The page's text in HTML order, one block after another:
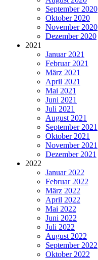
September 2020
Oktober 2020
November 2020
Dezember 2020
2021
Januar 2021
Februar 2021
März 2021
April 2021
Mai 2021
Juni 2021
Juli 2021
August 2021
September 2021
Oktober 2021
November 2021
Dezember 2021
2022
Januar 2022
Februar 2022
März 2022
April 2022
Mai 2022
Juni 2022
Juli 2022
August 2022
September 2022
Oktober 2022